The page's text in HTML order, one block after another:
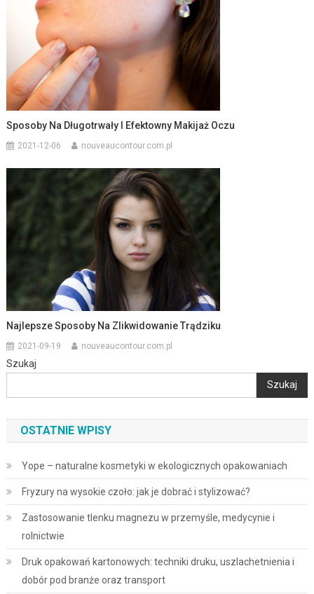
Sposoby Na Długotrwały I Efektowny Makijaż Oczu
2021-12-06 nouveaucontour.com.pl
Najlepsze Sposoby Na Zlikwidowanie Trądziku
2021-09-19 nouveaucontour.com.pl
Szukaj
Szukaj
OSTATNIE WPISY
Yope – naturalne kosmetyki w ekologicznych opakowaniach
Fryzury na wysokie czoło: jak je dobrać i stylizować?
Zastosowanie tlenku magnezu w przemyśle, medycynie i
rolnictwie
Druk opakowań kartonowych: techniki druku, uszlachetnienia i
dobór pod branże oraz transport